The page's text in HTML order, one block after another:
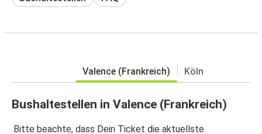
Valence (Frankreich) Köln
Bushaltestellen in Valence (Frankreich)
Bitte beachte, dass Dein Ticket die aktuellste